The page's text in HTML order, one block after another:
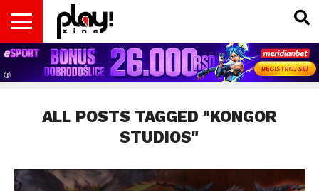
VESTI
MAGAZIN
PLAY!RETRO
PLAY!CAST
PLAY!CON
PLAY!BIZ
INSIDER
OPISI
IGARA
DOMAĆA
SCENA
INTERVJUI
GADGETS
FILM
& TV
KOLUMNE
ALL POSTS TAGGED "KONGOR
STUDIOS"